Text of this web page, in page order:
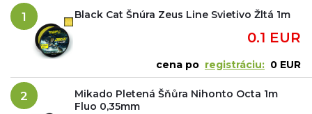
počasí. Čiapky a šiltovky sú vyrobené z kvalitných
materiálov.
1 Black Cat Šnúra Zeus Line Svietivo Žltá 1m
0.1 EUR
cena po registráciu: 0 EUR
2
Mikado Pletená Šňůra Nihonto Octa 1m
Fluo 0,35mm